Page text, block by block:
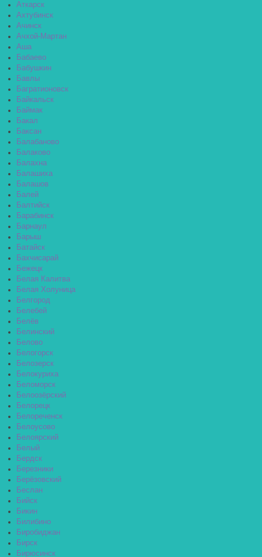
Аткарск
Ахтубинск
Ачинск
Ачхой-Мартан
Аша
Бабаево
Бабушкин
Бавлы
Багратионовск
Байкальск
Баймак
Бакал
Баксан
Балабаново
Балаково
Балахна
Балашиха
Балашов
Балей
Балтийск
Барабинск
Барнаул
Барыш
Батайск
Бахчисарай
Бежецк
Белая Калитва
Белая Холуница
Белгород
Белебей
Белёв
Белинский
Белово
Белогорск
Белозерск
Белокуриха
Беломорск
Белоозёрский
Белорецк
Белореченск
Белоусово
Белоярский
Белый
Бердск
Березники
Берёзовский
Беслан
Бийск
Бикин
Билибино
Биробиджан
Бирск
Бирюсинск